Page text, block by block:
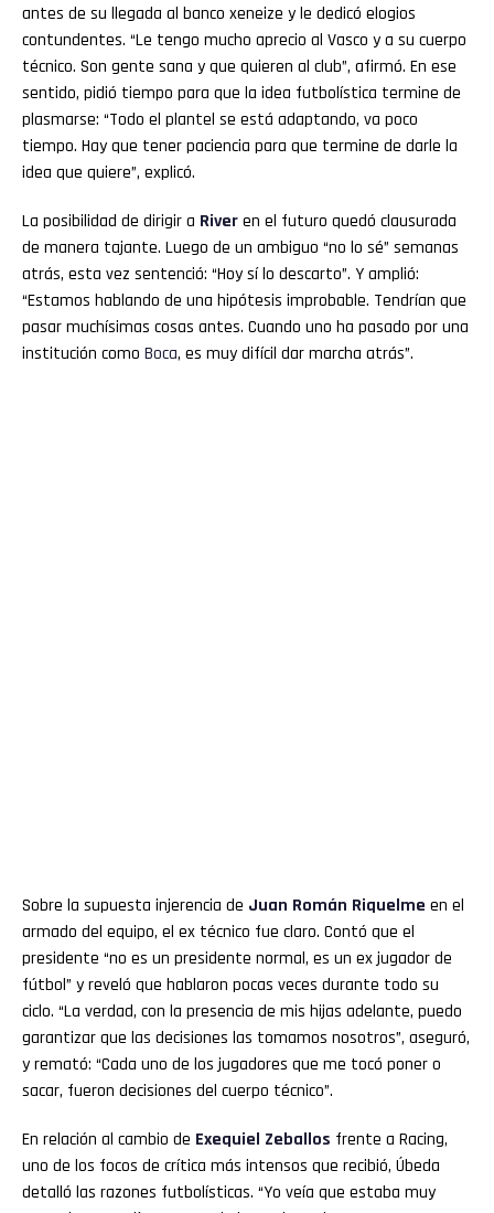
antes de su llegada al banco xeneize y le dedicó elogios
contundentes. “Le tengo mucho aprecio al Vasco y a su cuerpo
técnico. Son gente sana y que quieren al club”, afirmó. En ese
sentido, pidió tiempo para que la idea futbolística termine de
plasmarse: “Todo el plantel se está adaptando, va poco
tiempo. Hay que tener paciencia para que termine de darle la
idea que quiere”, explicó.
La posibilidad de dirigir a Riveren el futuro quedó clausurada
de manera tajante. Luego de un ambiguo “no lo sé” semanas
atrás, esta vez sentenció: “Hoy sí lo descarto”. Y amplió:
“Estamos hablando de una hipótesis improbable. Tendrían que
pasar muchísimas cosas antes. Cuando uno ha pasado por una
institución como Boca, es muy difícil dar marcha atrás”.
Sobre la supuesta injerencia de Juan Román Riquelme en el
armado del equipo, el ex técnico fue claro. Contó que el
presidente “no es un presidente normal, es un ex jugador de
fútbol” y reveló que hablaron pocas veces durante todo su
ciclo. “La verdad, con la presencia de mis hijas adelante, puedo
garantizar que las decisiones las tomamos nosotros”, aseguró,
y remató: “Cada uno de los jugadores que me tocó poner o
sacar, fueron decisiones del cuerpo técnico”.
En relación al cambio de Exequiel Zeballos frente a Racing,
uno de los focos de crítica más intensos que recibió, Úbeda
detalló las razones futbolísticas. “Yo veía que estaba muy